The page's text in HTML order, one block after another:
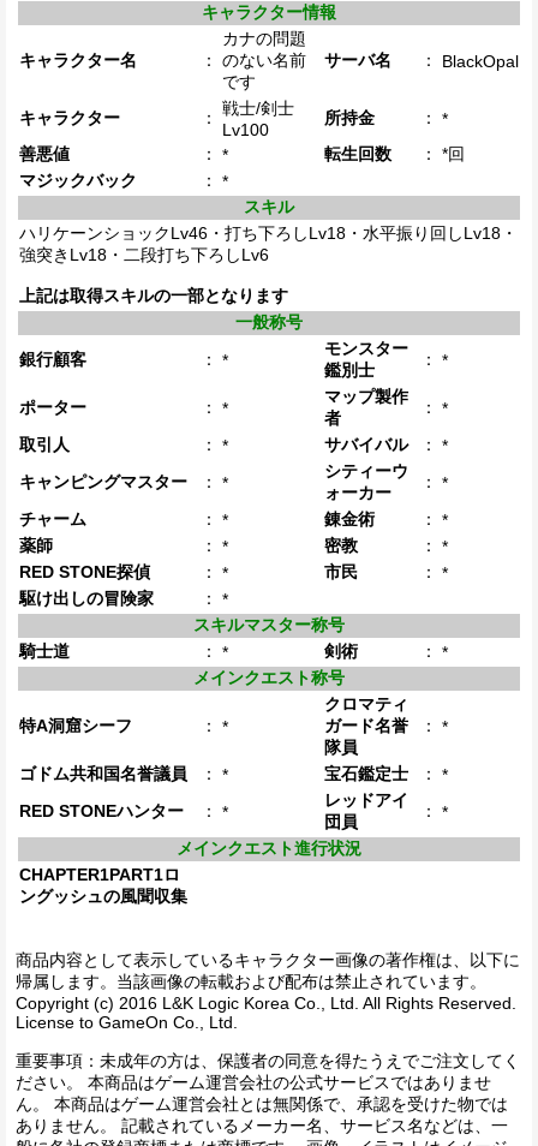
キャラクター情報
キャラクター名 ：
カナの問題
のない名前
です
サーバ名 ： BlackOpal
キャラクター ：
戦士/剣士
Lv100
所持金 ：
*
善悪値
： * 転生回数 ：
*回
マジックバック
：
*
スキル
ハリケーンショックLv46・打ち下ろしLv18・水平振り回しLv18・
強突きLv18・二段打ち下ろしLv6
上記は取得スキルの一部となります
一般称号
銀行顧客
： *
モンスター
鑑別士
： *
ポーター ： *
マップ製作
者
：
*
取引人
： * サバイバル ：
*
キャンピングマスター
： *
シティーウ
ォーカー
：
*
チャーム
： * 錬金術 ：
*
薬師
： * 密教 ：
*
RED STONE探偵
： * 市民 ：
*
駆け出しの冒険家
：
*
スキルマスター称号
騎士道
： * 剣術 ：
*
メインクエスト称号
特A洞窟シーフ ： *
クロマティ
ガード名誉
隊員
： *
ゴドム共和国名誉議員 ： * 宝石鑑定士 ：
*
RED STONEハンター
： *
レッドアイ
団員
：
*
メインクエスト進行状況
CHAPTER1PART1ロ
ングッシュの風聞収集
商品内容として表示しているキャラクター画像の著作権は、以下に
帰属します。当該画像の転載および配布は禁止されています。
Copyright (c) 2016 L&K Logic Korea Co., Ltd. All Rights Reserved.
License to GameOn Co., Ltd.
重要事項：未成年の方は、保護者の同意を得たうえでご注文してく
ださい。 本商品はゲーム運営会社の公式サービスではありませ
ん。 本商品はゲーム運営会社とは無関係で、承認を受けた物では
ありません。 記載されているメーカー名、サービス名などは、一